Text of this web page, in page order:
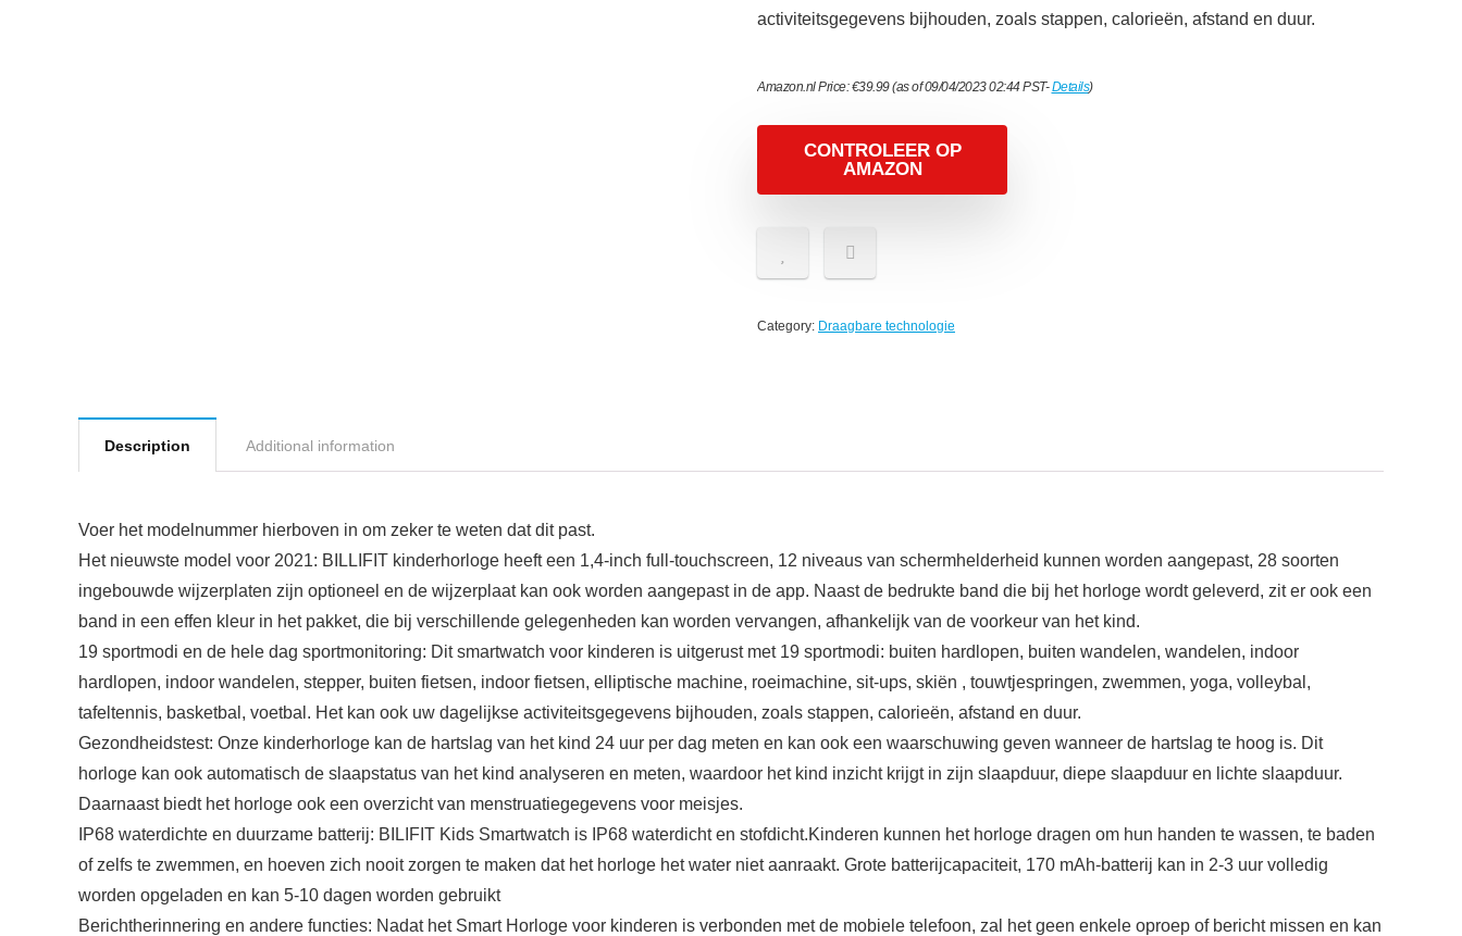
activiteitsgegevens bijhouden, zoals stappen, calorieën, afstand en duur.
Amazon.nl Price:€39.99(as of 09/04/2023 02:44 PST-Details)
CONTROLEER OP
AMAZON
Category: Draagbare technologie
Description Additional information
Voer het modelnummer hierboven in om zeker te weten dat dit past.
Het nieuwste model voor 2021: BILLIFIT kinderhorloge heeft een 1,4-inch full-touchscreen, 12 niveaus van schermhelderheid kunnen worden aangepast, 28 soorten
ingebouwde wijzerplaten zijn optioneel en de wijzerplaat kan ook worden aangepast in de app. Naast de bedrukte band die bij het horloge wordt geleverd, zit er ook een
band in een effen kleur in het pakket, die bij verschillende gelegenheden kan worden vervangen, afhankelijk van de voorkeur van het kind.
19 sportmodi en de hele dag sportmonitoring: Dit smartwatch voor kinderen is uitgerust met 19 sportmodi: buiten hardlopen, buiten wandelen, wandelen, indoor
hardlopen, indoor wandelen, stepper, buiten fietsen, indoor fietsen, elliptische machine, roeimachine, sit-ups, skiën , touwtjespringen, zwemmen, yoga, volleybal,
tafeltennis, basketbal, voetbal. Het kan ook uw dagelijkse activiteitsgegevens bijhouden, zoals stappen, calorieën, afstand en duur.
Gezondheidstest: Onze kinderhorloge kan de hartslag van het kind 24 uur per dag meten en kan ook een waarschuwing geven wanneer de hartslag te hoog is. Dit
horloge kan ook automatisch de slaapstatus van het kind analyseren en meten, waardoor het kind inzicht krijgt in zijn slaapduur, diepe slaapduur en lichte slaapduur.
Daarnaast biedt het horloge ook een overzicht van menstruatiegegevens voor meisjes.
IP68 waterdichte en duurzame batterij: BILIFIT Kids Smartwatch is IP68 waterdicht en stofdicht.Kinderen kunnen het horloge dragen om hun handen te wassen, te baden
of zelfs te zwemmen, en hoeven zich nooit zorgen te maken dat het horloge het water niet aanraakt. Grote batterijcapaciteit, 170 mAh-batterij kan in 2-3 uur volledig
worden opgeladen en kan 5-10 dagen worden gebruikt
Berichtherinnering en andere functies: Nadat het Smart Horloge voor kinderen is verbonden met de mobiele telefoon, zal het geen enkele oproep of bericht missen en kan